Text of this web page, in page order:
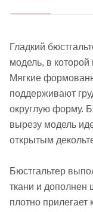
Гладкий
модель, в
Мягкие
поддерживают
округлую форму.
вырезу модель
открытым
Бюстгальтер
ткани и дополнен
плотно прилегает